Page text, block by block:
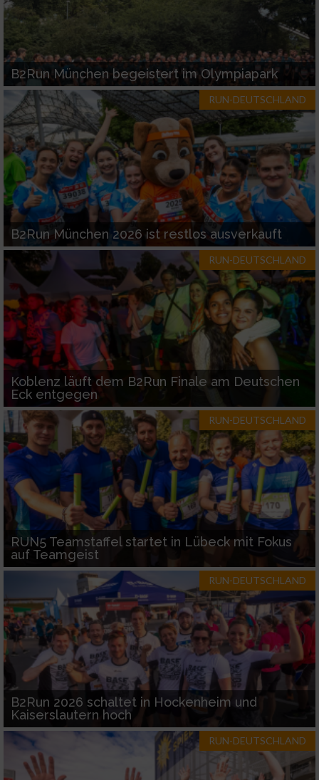
B2Run München begeistert im Olympiapark
RUN-DEUTSCHLAND
B2Run München 2026 ist restlos ausverkauft
RUN-DEUTSCHLAND
Koblenz läuft dem B2Run Finale am Deutschen
Eck entgegen
RUN-DEUTSCHLAND
RUN5 Teamstaffel startet in Lübeck mit Fokus
auf Teamgeist
RUN-DEUTSCHLAND
B2Run 2026 schaltet in Hockenheim und
Kaiserslautern hoch
RUN-DEUTSCHLAND